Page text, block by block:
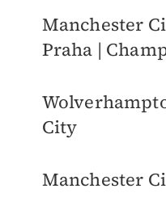
Manchester
Praha |
City
Manchester